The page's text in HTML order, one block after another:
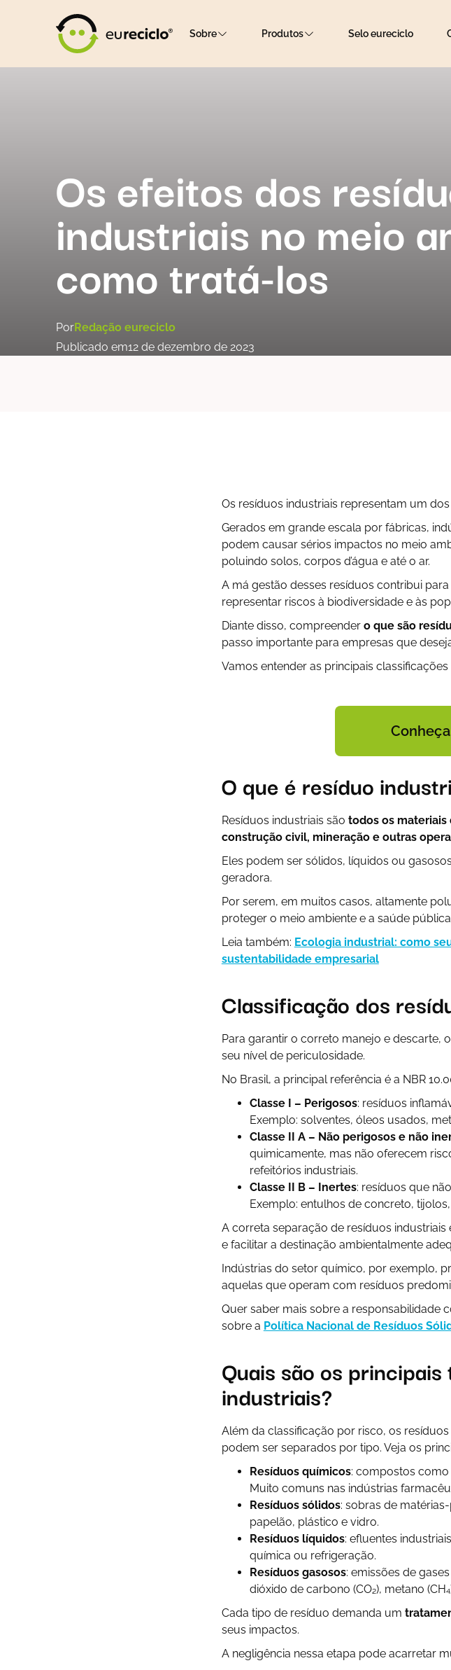
Sobre Produtos Selo eureciclo
Os efeitos dos
industriais no meio
como tratá-los
PorRedação eureciclo
Publicado em12 de dezembro de 2023
Os resíduos industriais representam um
Gerados em grande escala por fábricas,
podem causar sérios impactos no meio
poluindo solos, corpos d’água e até o ar.
A má gestão desses resíduos contribui
representar riscos à biodiversidade e às
Diante disso, compreender o que são
passo importante para empresas que
Vamos entender as principais
O que é resíduo
Resíduos industriais são todos os materiais
construção civil, mineração e outras
Eles podem ser sólidos, líquidos ou
geradora.
Por serem, em muitos casos, altamente
proteger o meio ambiente e a saúde
Leia também: Ecologia industrial: como
sustentabilidade empresarial
Classificação dos
Para garantir o correto manejo e descarte,
seu nível de periculosidade.
No Brasil, a principal referência é a NBR
Classe I – Perigosos: resíduos
Exemplo: solventes, óleos usados,
Classe II A – Não perigosos e não
quimicamente, mas não oferecem
refeitórios industriais.
Classe II B – Inertes: resíduos que
Exemplo: entulhos de concreto, tijolos,
A correta separação de resíduos
e facilitar a destinação ambientalmente
Indústrias do setor químico, por exemplo,
aquelas que operam com resíduos
Quer saber mais sobre a responsabilidade
sobre a Política Nacional de Resíduos
Quais são os
industriais?
Além da classificação por risco, os
podem ser separados por tipo. Veja os
Resíduos químicos: compostos como
Muito comuns nas indústrias
Resíduos sólidos: sobras de
papelão, plástico e vidro.
Resíduos líquidos: efluentes
química ou refrigeração.
Resíduos gasosos: emissões de
dióxido de carbono (CO₂), metano
Cada tipo de resíduo demanda um
seus impactos.
A negligência nessa etapa pode acarretar